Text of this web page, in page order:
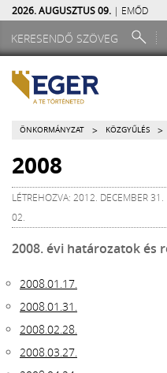
2026. AUGUSZTUS 09. | EMŐD
ÖNKORMÁNYZAT > KÖZGYŰLÉS >
2008
LÉTREHOZVA: 2012. DECEMBER
02.
2008. évi határozatok és
2008.01.17.
2008.01.31.
2008.02.28.
2008.03.27.